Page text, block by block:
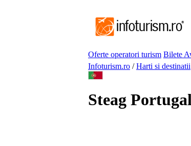
Oferte operatori turism Bilete
Infoturism.ro /Harti si destinatii
Steag